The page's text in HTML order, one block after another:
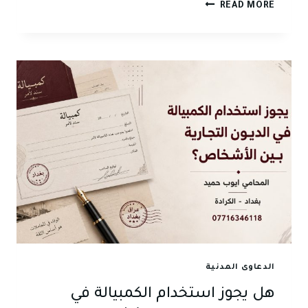
READ MORE هل
المحكمة
في
العراق
الدعاوى المدنية
هل يجوز استخدام الكمبيالة في